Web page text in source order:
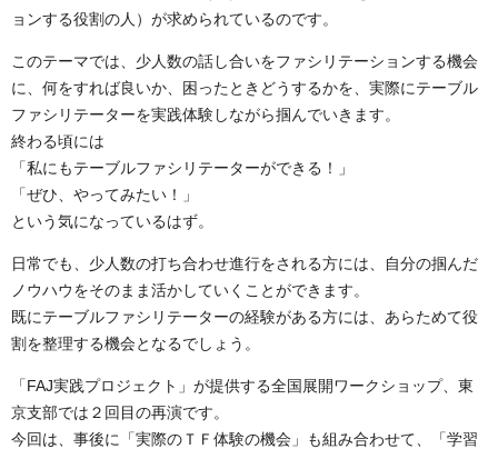
ョンする役割の人）が求められているのです。
このテーマでは、少人数の話し合いをファシリテーションする機会
に、何をすれば良いか、困ったときどうするかを、実際にテーブル
ファシリテーターを実践体験しながら掴んでいきます。
終わる頃には
「私にもテーブルファシリテーターができる！」
「ぜひ、やってみたい！」
という気になっているはず。
日常でも、少人数の打ち合わせ進行をされる方には、自分の掴んだ
ノウハウをそのまま活かしていくことができます。
既にテーブルファシリテーターの経験がある方には、あらためて役
割を整理する機会となるでしょう。
「FAJ実践プロジェクト」が提供する全国展開ワークショップ、東
京支部では２回目の再演です。
今回は、事後に「実際のＴＦ体験の機会」も組み合わせて、「学習